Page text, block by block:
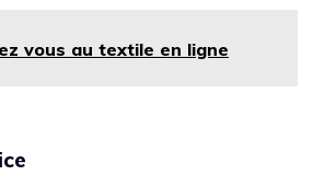
vous au textile en ligne